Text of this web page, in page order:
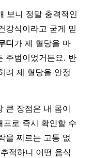
보니 정말 충격적인
강식이라고 굳게 믿
디 가 제 혈당을 마
주범이었거든요. 반
려 제 혈당을 안정
큰 장점은 내 몸이
프로 즉시 확인할 수
을 찌르는 고통 없
적하니 어떤 음식